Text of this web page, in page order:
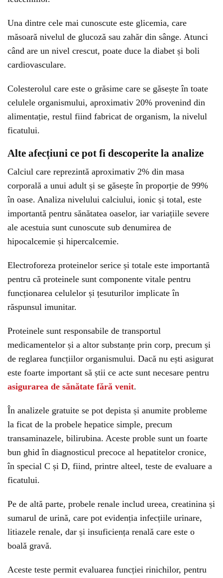
Una dintre cele mai cunoscute este glicemia, care
măsoară nivelul de glucoză sau zahăr din sânge. Atunci
când are un nivel crescut, poate duce la diabet și boli
cardiovasculare.
Colesterolul care este o grăsime care se găsește în toate
celulele organismului, aproximativ 20% provenind din
alimentație, restul fiind fabricat de organism, la nivelul
ficatului.
Alte afecțiuni ce pot fi descoperite la analize
Calciul care reprezintă aproximativ 2% din masa
corporală a unui adult și se găsește în proporție de 99%
în oase. Analiza nivelului calciului, ionic și total, este
importantă pentru sănătatea oaselor, iar variațiile severe
ale acestuia sunt cunoscute sub denumirea de
hipocalcemie și hipercalcemie.
Electroforeza proteinelor serice și totale este importantă
pentru că proteinele sunt componente vitale pentru
funcționarea celulelor și țesuturilor implicate în
răspunsul imunitar.
Proteinele sunt responsabile de transportul
medicamentelor și a altor substanțe prin corp, precum și
de reglarea funcțiilor organismului. Dacă nu ești asigurat
este foarte important să știi ce acte sunt necesare pentru
asigurarea de sănătate fără venit.
În analizele gratuite se pot depista și anumite probleme
la ficat de la probele hepatice simple, precum
transaminazele, bilirubina. Aceste proble sunt un foarte
bun ghid în diagnosticul precoce al hepatitelor cronice,
în special C și D, fiind, printre alteel, teste de evaluare a
ficatului.
Pe de altă parte, probele renale includ ureea, creatinina și
sumarul de urină, care pot evidenția infecțiile urinare,
litiazele renale, dar și insuficiența renală care este o
boală gravă.
Aceste teste permit evaluarea funcției rinichilor, pentru